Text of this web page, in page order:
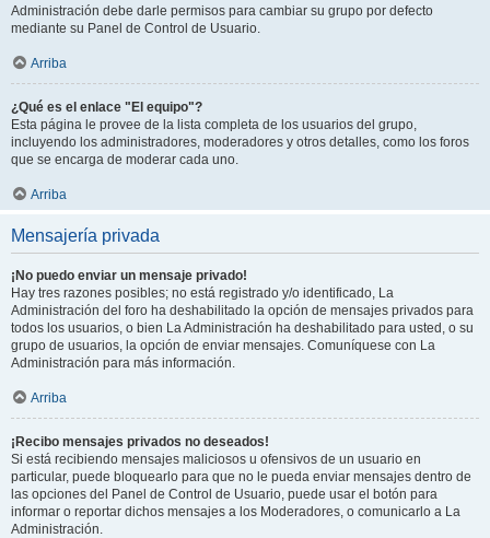
Administración debe darle permisos para cambiar su grupo por defecto
mediante su Panel de Control de Usuario.
Arriba
¿Qué es el enlace "El equipo"?
Esta página le provee de la lista completa de los usuarios del grupo,
incluyendo los administradores, moderadores y otros detalles, como los foros
que se encarga de moderar cada uno.
Arriba
Mensajería privada
¡No puedo enviar un mensaje privado!
Hay tres razones posibles; no está registrado y/o identificado, La
Administración del foro ha deshabilitado la opción de mensajes privados para
todos los usuarios, o bien La Administración ha deshabilitado para usted, o su
grupo de usuarios, la opción de enviar mensajes. Comuníquese con La
Administración para más información.
Arriba
¡Recibo mensajes privados no deseados!
Si está recibiendo mensajes maliciosos u ofensivos de un usuario en
particular, puede bloquearlo para que no le pueda enviar mensajes dentro de
las opciones del Panel de Control de Usuario, puede usar el botón para
informar o reportar dichos mensajes a los Moderadores, o comunicarlo a La
Administración.